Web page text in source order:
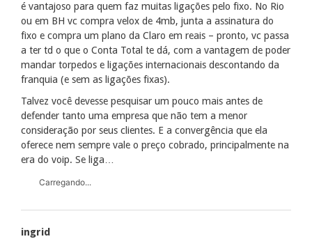
é vantajoso para quem faz muitas ligações pelo fixo. No Rio
ou em BH vc compra velox de 4mb, junta a assinatura do
fixo e compra um plano da Claro em reais – pronto, vc passa
a ter td o que o Conta Total te dá, com a vantagem de poder
mandar torpedos e ligações internacionais descontando da
franquia (e sem as ligações fixas).
Talvez você devesse pesquisar um pouco mais antes de
defender tanto uma empresa que não tem a menor
consideração por seus clientes. E a convergência que ela
oferece nem sempre vale o preço cobrado, principalmente na
era do voip. Se liga…
Carregando...
ingrid